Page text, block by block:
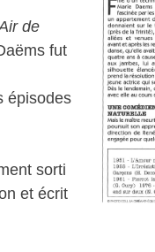
de
fut
épisodes
sorti
et écrit